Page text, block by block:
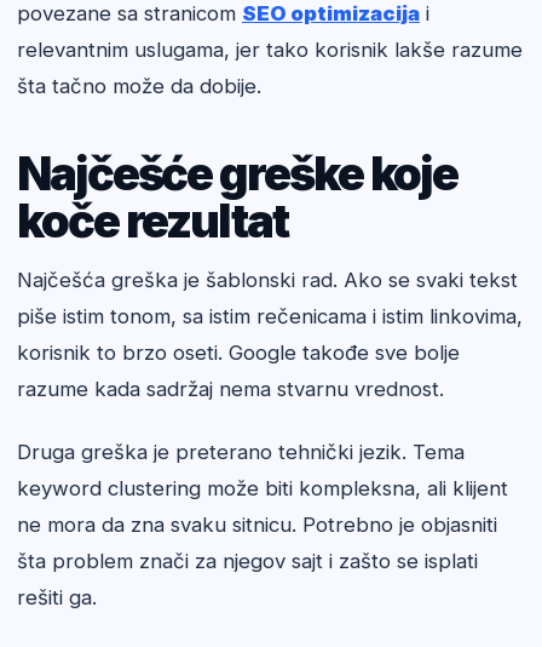
povezane sa stranicom SEO optimizacija i
relevantnim uslugama, jer tako korisnik lakše razume
šta tačno može da dobije.
Najčešće greške koje
koče rezultat
Najčešća greška je šablonski rad. Ako se svaki tekst
piše istim tonom, sa istim rečenicama i istim linkovima,
korisnik to brzo oseti. Google takođe sve bolje
razume kada sadržaj nema stvarnu vrednost.
Druga greška je preterano tehnički jezik. Tema
keyword clustering može biti kompleksna, ali klijent
ne mora da zna svaku sitnicu. Potrebno je objasniti
šta problem znači za njegov sajt i zašto se isplati
rešiti ga.